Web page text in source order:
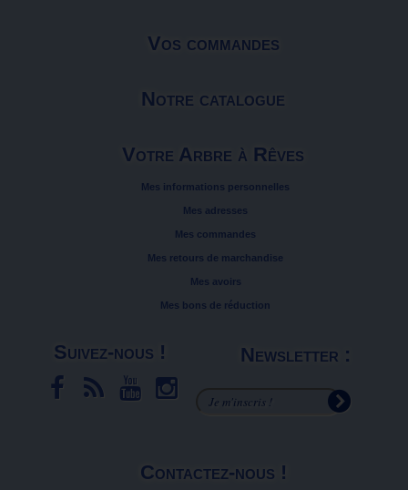
Vos commandes
Notre catalogue
Votre Arbre à Rêves
Mes informations personnelles
Mes adresses
Mes commandes
Mes retours de marchandise
Mes avoirs
Mes bons de réduction
Suivez-nous ! Newsletter :
Contactez-nous !